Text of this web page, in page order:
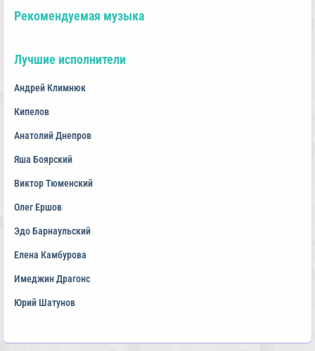
Рекомендуемая музыка
Лучшие исполнители
Андрей Климнюк
Кипелов
Анатолий Днепров
Яша Боярский
Виктор Тюменский
Олег Ершов
Эдо Барнаульский
Елена Камбурова
Имеджин Драгонс
Юрий Шатунов